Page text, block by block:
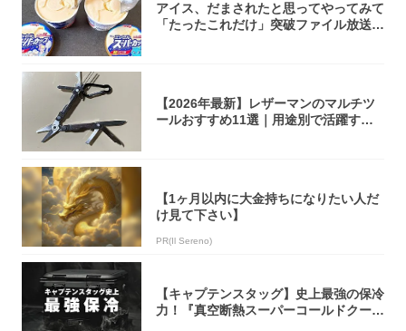
アイス、だまされたと思ってやってみて
「たったこれだけ」突破ファイル放送で
【2026年最新】レザーマンのマルチツ
ールおすすめ11選｜用途別で活躍する
【1ヶ月以内に大金持ちになりたい人だ
け見て下さい】
PR(Il Sereno)
【キャプテンスタッグ】史上最強の保冷
力！『真空断熱スーパーコールドクーラ